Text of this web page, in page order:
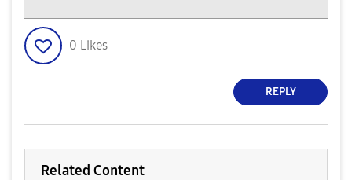
0 Likes
REPLY
Related Content